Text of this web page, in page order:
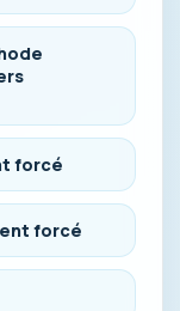
forcé
forcé